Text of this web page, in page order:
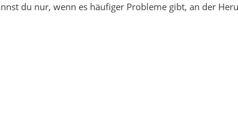
du nur, wenn es häufiger Probleme gibt, an der